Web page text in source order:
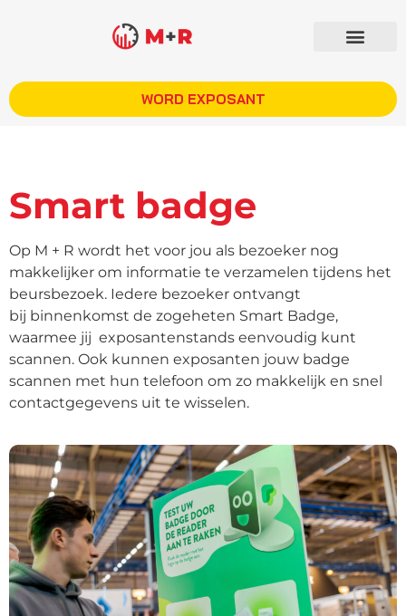
WORD EXPOSANT
Smart badge
Op M + R wordt het voor jou als bezoeker nog
makkelijker om informatie te verzamelen tijdens het
beursbezoek. Iedere bezoeker ontvangt
bij binnenkomst de zogeheten Smart Badge,
waarmee jij exposantenstands eenvoudig kunt
scannen. Ook kunnen exposanten jouw badge
scannen met hun telefoon om zo makkelijk en snel
contactgegevens uit te wisselen.